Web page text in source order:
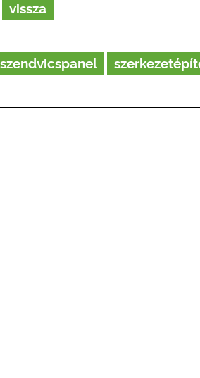
vissza
szendvicspanel